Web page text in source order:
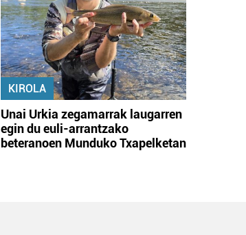
KIROLA
Unai Urkia zegamarrak laugarren
egin du euli-arrantzako
beteranoen Munduko Txapelketan